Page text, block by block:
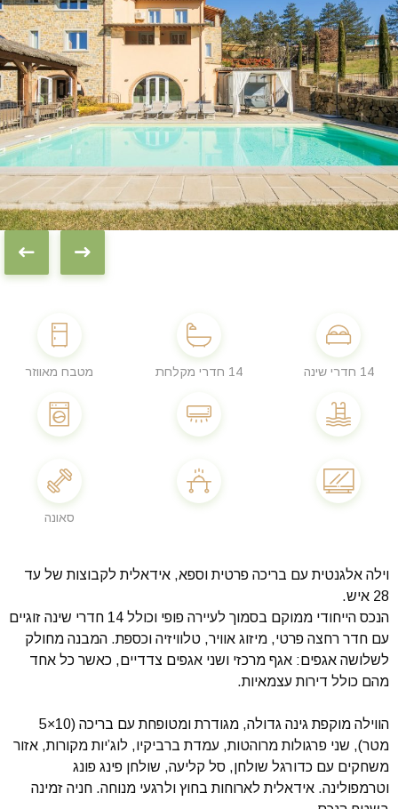
14 חדרי שינה 14 חדרי מקלחת מטבח מאווזר
סאונה
וילה אלגנטית עם בריכה פרטית וספא, אידאלית לקבוצות של עד
28 איש.
הנכס הייחודי ממוקם בסמוך לעיירה פופי וכולל 14 חדרי שינה זוגיים
עם חדר רחצה פרטי, מיזוג אוויר, טלוויזיה וכספת. המבנה מחולק
לשלושה אגפים: אגף מרכזי ושני אגפים צדדיים, כאשר כל אחד
מהם כולל דירות עצמאיות.
הווילה מוקפת גינה גדולה, מגודרת ומטופחת עם בריכה (10×5
מטר), שני פרגולות מרוהטות, עמדת ברביקיו, לוג’יות מקורות, אזור
משחקים עם כדורגל שולחן, סל קליעה, שולחן פינג פונג
וטרמפולינה. אידאלית לארוחות בחוץ ולרגעי מנוחה. חניה זמינה